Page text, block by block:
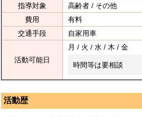
指導対象
高齢者 / その他
費用
有料
交通手段
自家用車
活動可能日
月 / 火 / 水 / 木 / 金
時間等は要相談
活動歴